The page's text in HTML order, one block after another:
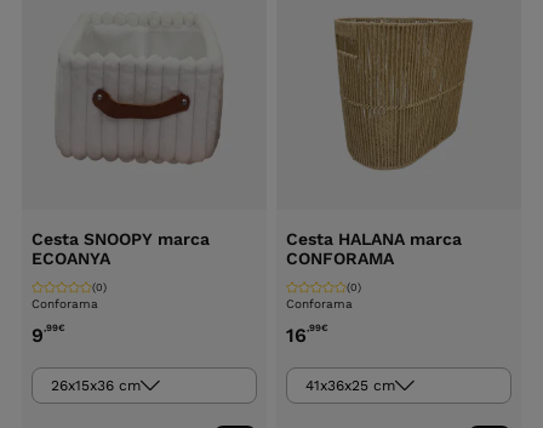
Cesta SNOOPY marca
ECOANYA
Conforama
(0)
9,99€
26x15x36 cm
Cesta HALANA marca
CONFORAMA
Conforama
(0)
16,99€
41x36x25 cm